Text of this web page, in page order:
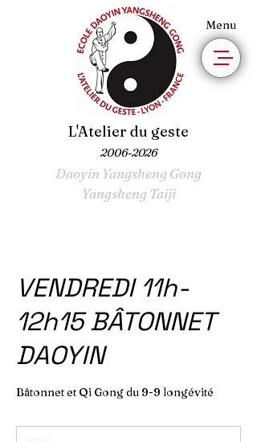
L'Atelier du geste
2006-2026
Daoyin Yangsheng Gong
Yangsheng Taiji
Menu
VENDREDI 11h-
12h15 BÂTONNET
DAOYIN
Bâtonnet et Qi Gong du 9-9 longévité